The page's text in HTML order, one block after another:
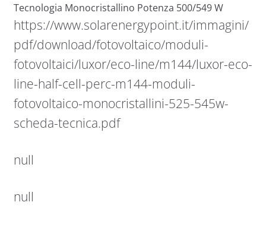
Tecnologia Monocristallino Potenza 500/549 W
https://www.solarenergypoint.it/immagini/
pdf/download/fotovoltaico/moduli-
fotovoltaici/luxor/eco-line/m144/luxor-eco-
line-half-cell-perc-m144-moduli-
fotovoltaico-monocristallini-525-545w-
scheda-tecnica.pdf
null
null